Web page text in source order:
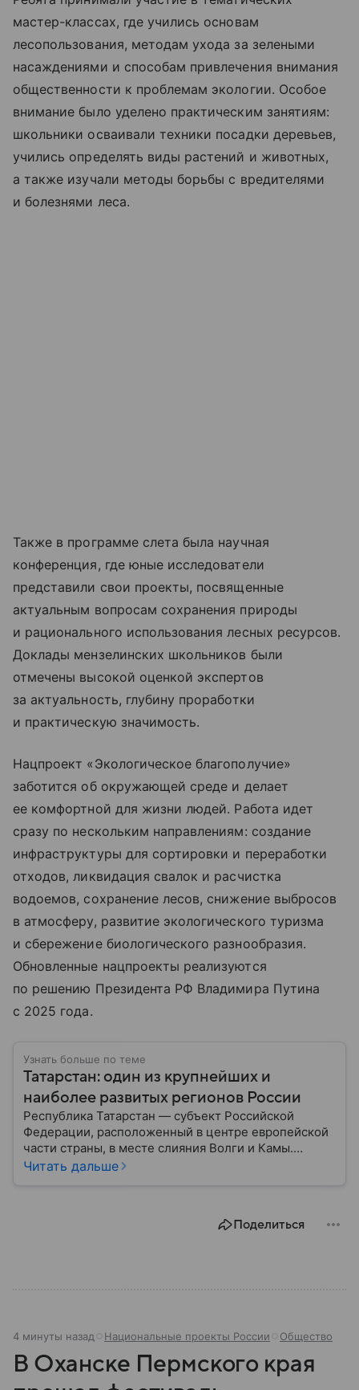
мастер-классах, где учились основам
лесопользования, методам ухода за зелеными
насаждениями и способам привлечения внимания
общественности к проблемам экологии. Особое
внимание было уделено практическим занятиям:
школьники осваивали техники посадки деревьев,
учились определять виды растений и животных,
а также изучали методы борьбы с вредителями
и болезнями леса.
Также в программе слета была научная
конференция, где юные исследователи
представили свои проекты, посвященные
актуальным вопросам сохранения природы
и рационального использования лесных ресурсов.
Доклады мензелинских школьников были
отмечены высокой оценкой экспертов
за актуальность, глубину проработки
и практическую значимость.
Нацпроект «Экологическое благополучие»
заботится об окружающей среде и делает
ее комфортной для жизни людей. Работа идет
сразу по нескольким направлениям: создание
инфраструктуры для сортировки и переработки
отходов, ликвидация свалок и расчистка
водоемов, сохранение лесов, снижение выбросов
в атмосферу, развитие экологического туризма
и сбережение биологического разнообразия.
Обновленные нацпроекты реализуются
по решению Президента РФ Владимира Путина
с 2025 года.
Узнать больше по теме
Татарстан: один из крупнейших и
наиболее развитых регионов России
Республика Татарстан — субъект Российской
Федерации, расположенный в центре европейской
части страны, в месте слияния Волги и Камы.
Регион считается одним из ведущих
наследием, многонациональным населением и
Читать дальше
Поделиться
4 минуты назад Национальные проекты России Общество
В Оханске Пермского края